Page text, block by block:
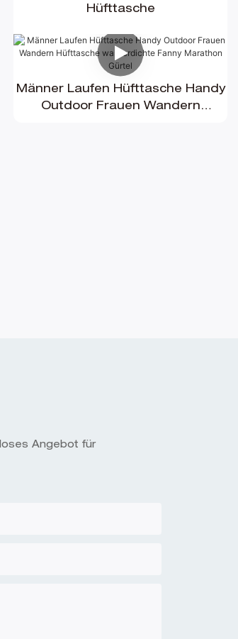
Hüfttasche
Männer Laufen Hüfttasche Handy
Outdoor Frauen Wandern
Angebot für